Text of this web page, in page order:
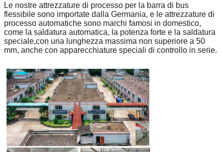
Le nostre attrezzature di processo per la barra di bus
flessibile sono importate dalla Germania, e le attrezzature di
processo automatiche sono marchi famosi in domestico,
come la saldatura automatica, la potenza forte e la saldatura
speciale,con una lunghezza massima non superiore a 50
mm, anche con apparecchiature speciali di controllo in serie.